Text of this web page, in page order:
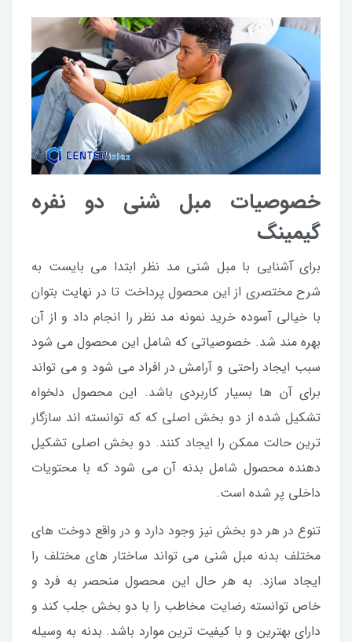
خصوصیات مبل شنی دو نفره
گیمینگ
برای َآشنایی با مبل شنی مد نظر ابتدا می بایست به
شرح مختصری از این محصول پرداخت تا در نهایت بتوان
با خیالی آسوده خرید نمونه مد نظر را انجام داد و از آن
بهره مند شد. خصوصیاتی که شامل این محصول می شود
سبب ایجاد راحتی و آرامش در افراد می شود و می تواند
برای آن ها بسیار کاربردی باشد. این محصول دلخواه
تشکیل شده از دو بخش اصلی که که توانسته اند سازگار
ترین حالت ممکن را ایجاد کنند. دو بخش اصلی تشکیل
دهنده محصول شامل بدنه آن می شود که با محتویات
داخلی پر شده است.
تنوع در هر دو بخش نیز وجود دارد و در واقع دوخت های
مختلف بدنه مبل شنی می تواند ساختار های مختلف را
ایجاد سازد. به هر حال این محصول منحصر به فرد و
خاص توانسته رضایت مخاطب را با دو بخش جلب کند و
دارای بهترین و با کیفیت ترین موارد باشد. بدنه به وسیله